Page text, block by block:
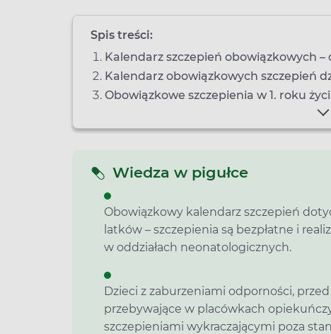
Spis treści:
Kalendarz szczepień obowiązkowych –
Kalendarz obowiązkowych szczepień
Obowiązkowe szczepienia w 1. roku
Wiedza w pigułce
Obowiązkowy kalendarz szczepień
latków – szczepienia są bezpłatne i
w oddziałach neonatologicznych.
Dzieci z zaburzeniami odporności,
przebywające w placówkach
szczepieniami wykraczającymi poza